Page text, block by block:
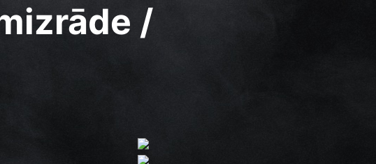
/